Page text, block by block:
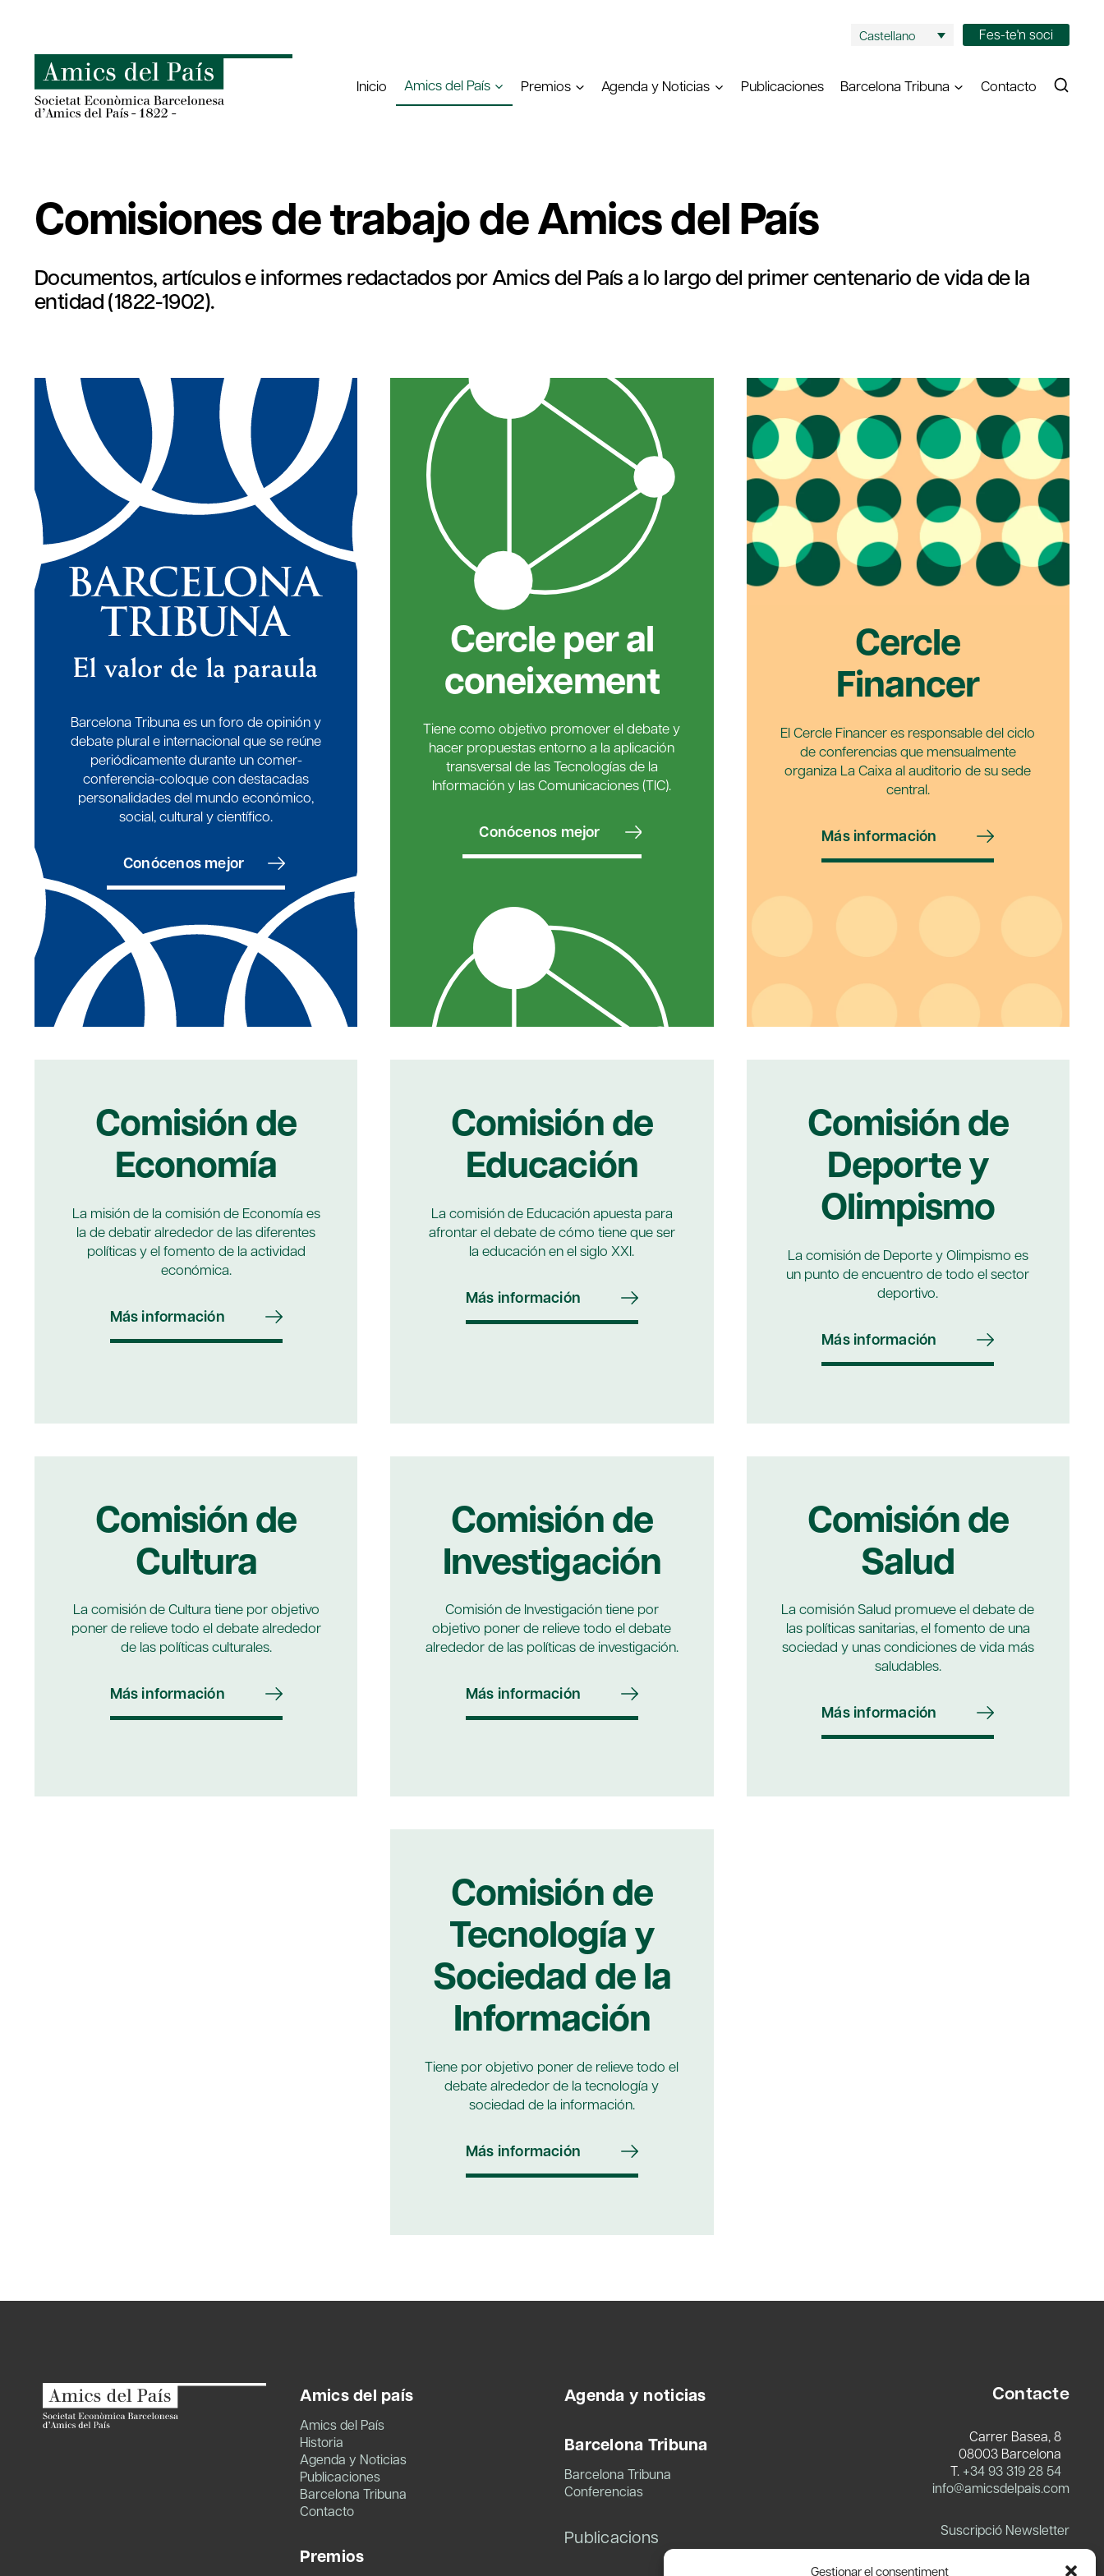
Gestionar el consentiment
contenido
Castellano Fes-te'n soci
Inicio Amics del País Premios Agenda y Noticias Publicaciones Barcelona Tribuna Contacto
Comisiones de trabajo de Amics del País
Documentos, artículos e informes redactados por Amics del País a lo largo del primer centenario de vida de la
entidad (1822-1902).
Barcelona Tribuna es un foro de opinión y
debate plural e internacional que se reúne
periódicamente durante un comer-
conferencia-coloque con destacadas
personalidades del mundo económico,
social, cultural y científico.
Conócenos mejor
Cercle per al
coneixement
Tiene como objetivo promover el debate y
hacer propuestas entorno a la aplicación
transversal de las Tecnologías de la
Información y las Comunicaciones (TIC).
Conócenos mejor
Cercle
Financer
El Cercle Financer es responsable del ciclo
de conferencias que mensualmente
organiza La Caixa al auditorio de su sede
central.
Más información
Comisión de
Economía
La misión de la comisión de Economía es
la de debatir alrededor de las diferentes
políticas y el fomento de la actividad
económica.
Más información
Comisión de
Educación
La comisión de Educación apuesta para
afrontar el debate de cómo tiene que ser
la educación en el siglo XXI.
Más información
Comisión de
Deporte y
Olimpismo
La comisión de Deporte y Olimpismo es
un punto de encuentro de todo el sector
deportivo.
Más información
Comisión de
Cultura
La comisión de Cultura tiene por objetivo
poner de relieve todo el debate alrededor
de las políticas culturales.
Más información
Comisión de
Investigación
Comisión de Investigación tiene por
objetivo poner de relieve todo el debate
alrededor de las políticas de investigación.
Más información
Comisión de
Salud
La comisión Salud promueve el debate de
las políticas sanitarias, el fomento de una
sociedad y unas condiciones de vida más
saludables.
Más información
Comisión de
Tecnología y
Sociedad de la
Información
Tiene por objetivo poner de relieve todo el
debate alrededor de la tecnología y
sociedad de la información.
Más información
Amics del país
Amics del País
Historia
Agenda y Noticias
Publicaciones
Barcelona Tribuna
Contacto
Premios
Agenda y noticias
Barcelona Tribuna
Barcelona Tribuna
Conferencias
Publicacions
Contacte
Carrer Basea, 8
08003 Barcelona
T. +34 93 319 28 54
info@amicsdelpais.com
Suscripció Newsletter